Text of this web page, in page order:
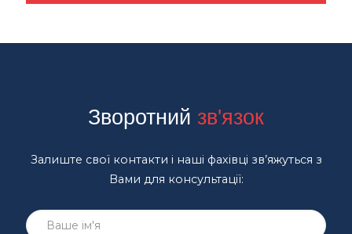
Зворотний зв'язок
Залиште свої контакти і наші фахівці зв’яжуться з
Вами для консультації: